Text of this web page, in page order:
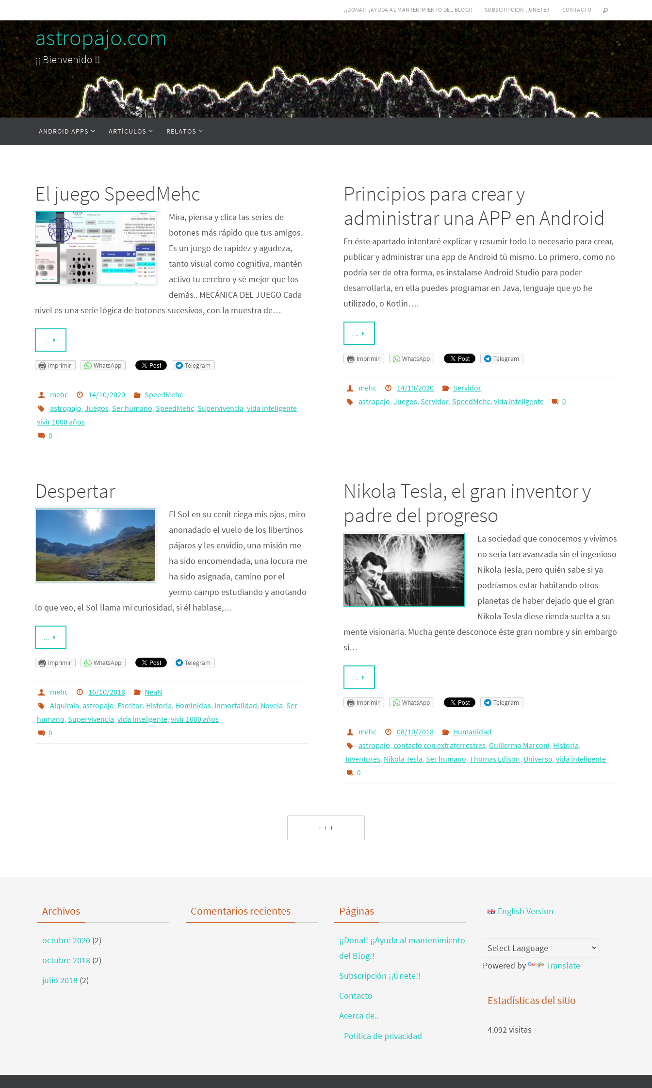
al
contenido
¡¡DONA!! ¡¡AYUDA AL MANTENIMIENTO DEL BLOG!! SUBSCRIPCIÓN ¡¡ÚNETE!! CONTACTO
astropajo.com
¡¡ Bienvenido !!
contenido
ANDROID APPS ARTÍCULOS RELATOS
El juego SpeedMehc
Mira, piensa y clica las series de
botones más rápido que tus amigos.
Es un juego de rapidez y agudeza,
tanto visual como cognitiva, mantén
activo tu cerebro y sé mejor que los
demás.. MECÁNICA DEL JUEGO Cada
nivel es una serie lógica de botones sucesivos, con la muestra de…
…
Imprimir WhatsApp Telegram
mehc 14/10/2020
SpeedMehc
astropajo, Juegos, Ser humano, SpeedMehc, Supervivencia, vida inteligente,
vivir 1000 años
0
Principios para crear y
administrar una APP en Android
En éste apartado intentaré explicar y resumir todo lo necesario para crear,
publicar y administrar una app de Android tú mismo. Lo primero, como no
podría ser de otra forma, es instalarse Android Studio para poder
desarrollarla, en ella puedes programar en Java, lenguaje que yo he
utilizado, o Kotlin….
…
Imprimir WhatsApp Telegram
mehc 14/10/2020
Servidor
astropajo, Juegos, Servidor, SpeedMehc, vida inteligente 0
Despertar
El Sol en su cenit ciega mis ojos, miro
anonadado el vuelo de los libertinos
pájaros y les envidio, una misión me
ha sido encomendada, una locura me
ha sido asignada, camino por el
yermo campo estudiando y anotando
lo que veo, el Sol llama mi curiosidad, si él hablase,…
…
Imprimir WhatsApp Telegram
mehc 16/10/2018
NeaN
Alquimia, astropajo, Escritor, Historia, Homínidos, Inmortalidad, Novela, Ser
humano, Supervivencia, vida inteligente, vivir 1000 años
0
Nikola Tesla, el gran inventor y
padre del progreso
La sociedad que conocemos y vivimos
no sería tan avanzada sin el ingenioso
Nikola Tesla, pero quién sabe si ya
podríamos estar habitando otros
planetas de haber dejado que el gran
Nikola Tesla diese rienda suelta a su
mente visionaria. Mucha gente desconoce éste gran nombre y sin embargo
sí…
…
Imprimir WhatsApp Telegram
mehc 08/10/2018
Humanidad
astropajo, contacto con extraterrestres, Guillermo Marconi, Historia,
Inventores, Nikola Tesla, Ser humano, Thomas Edison, Universo, vida inteligente
0
+ + +
Archivos
octubre 2020 (2)
octubre 2018 (2)
julio 2018 (2)
Comentarios recientes Páginas
¡¡Dona!! ¡¡Ayuda al mantenimiento
del Blog!!
Subscripción ¡¡Únete!!
Contacto
Acerca de..
Política de privacidad
English Version
Powered by Translate
Estadísticas del sitio
4.092 visitas